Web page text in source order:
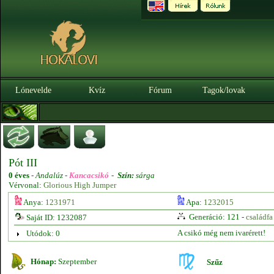
Lónevelde Kvíz Fórum Tagok/lovak
Pót III
0 éves -Andalúz - Kancacsikó - Szín: sárga
Vérvonal: Glorious High Jumper
Anya: 1231971 Apa: 1232015
Saját ID: 1232087
Generáció: 121 - családfa
Utódok: 0
A csikó még nem ivarérett!
Hónap: Szeptember Szűz